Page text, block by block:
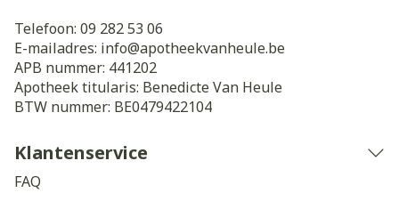
Telefoon: 09 282 53 06
E-mailadres: info@apotheekvanheule.be
APB nummer: 441202
Apotheek titularis: Benedicte Van Heule
BTW nummer: BE0479422104
Klantenservice
FAQ